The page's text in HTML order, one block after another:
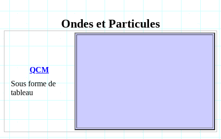
Ondes et Particules
QCM
Sous forme de
tableau